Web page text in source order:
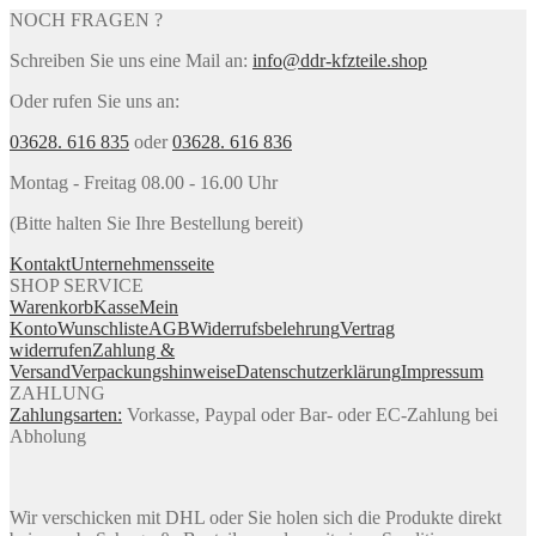
NOCH FRAGEN ?
Schreiben Sie uns eine Mail an: info@ddr-kfzteile.shop
Oder rufen Sie uns an:
03628. 616 835 oder03628. 616 836
Montag - Freitag 08.00 - 16.00 Uhr
(Bitte halten Sie Ihre Bestellung bereit)
KontaktUnternehmensseite
SHOP SERVICE
WarenkorbKasseMein
KontoWunschlisteAGBWiderrufsbelehrungVertrag
widerrufenZahlung &
VersandVerpackungshinweiseDatenschutzerklärungImpressum
ZAHLUNG
Zahlungsarten: Vorkasse, Paypal oder Bar- oder EC-Zahlung bei
Abholung
Wir verschicken mit DHL oder Sie holen sich die Produkte direkt